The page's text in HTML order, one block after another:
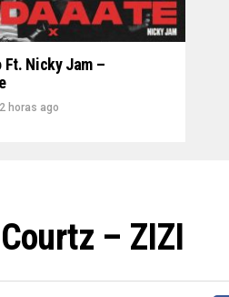
Ft. Nicky Jam –
2 horas ago
– ZIZI